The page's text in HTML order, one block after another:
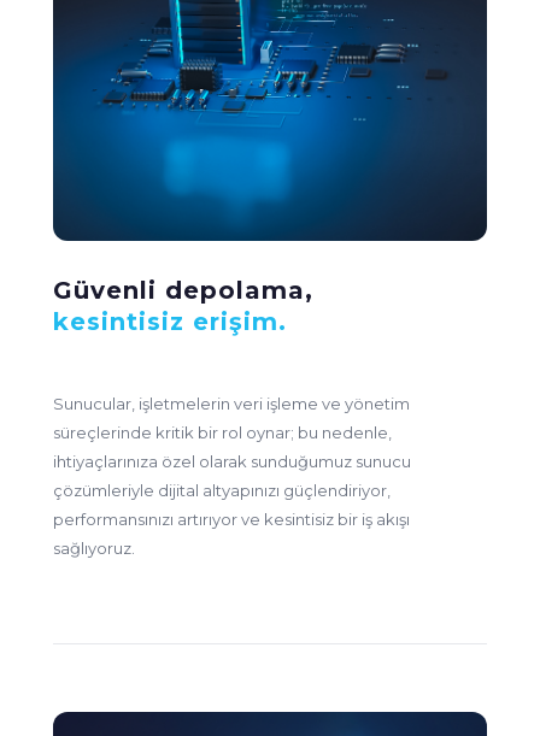
Güvenli depolama,
kesintisiz erişim.
Sunucular, işletmelerin veri işleme ve yönetim
süreçlerinde kritik bir rol oynar; bu nedenle,
ihtiyaçlarınıza özel olarak sunduğumuz sunucu
çözümleriyle dijital altyapınızı güçlendiriyor,
performansınızı artırıyor ve kesintisiz bir iş akışı
sağlıyoruz.